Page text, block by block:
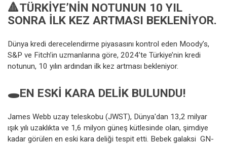
🔺TÜRKIYE’NIN NOTUNUN 10 YIL
SONRA ILK KEZ ARTMASI BEKLENIYOR.
Dünya kredi derecelendirme piyasasını kontrol eden Moody’s,
S&P ve Fitch’in uzmanlarına göre, 2024’te Türkiye’nin kredi
notunun, 10 yılın ardından ilk kez artması bekleniyor.
🕳️EN ESKI KARA DELIK BULUNDU!
James Webb uzay teleskobu (JWST), Dünya'dan 13,2 milyar
ışık yılı uzaklıkta ve 1,6 milyon güneş kütlesinde olan, şimdiye
kadar görülen en eski kara deliği tespit etti. Bebek galaksi GN-